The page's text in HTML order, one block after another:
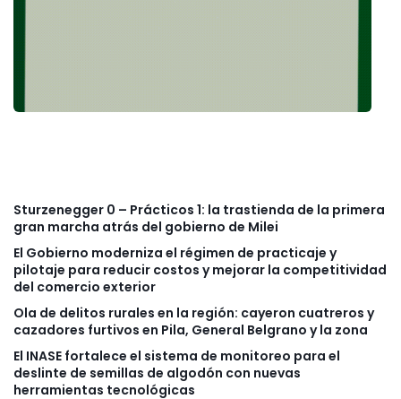
Sturzenegger 0 – Prácticos 1: la trastienda de la primera
gran marcha atrás del gobierno de Milei
El Gobierno moderniza el régimen de practicaje y
pilotaje para reducir costos y mejorar la competitividad
del comercio exterior
Ola de delitos rurales en la región: cayeron cuatreros y
cazadores furtivos en Pila, General Belgrano y la zona
El INASE fortalece el sistema de monitoreo para el
deslinte de semillas de algodón con nuevas
herramientas tecnológicas